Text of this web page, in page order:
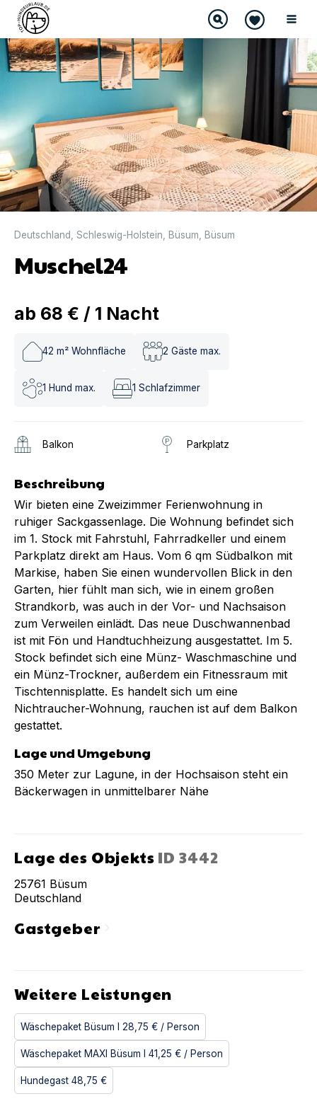
Deutschland Schleswig-Holstein Büsum Büsum
Muschel24
ab 68 € / 1 Nacht
42 m² Wohnfläche 2 Gäste max.
1 Hund max. 1 Schlafzimmer
Balkon Parkplatz
Beschreibung
Wir bieten eine Zweizimmer Ferienwohnung in
ruhiger Sackgassenlage. Die Wohnung befindet sich
im 1. Stock mit Fahrstuhl, Fahrradkeller und einem
Parkplatz direkt am Haus. Vom 6 qm Südbalkon mit
Markise, haben Sie einen wundervollen Blick in den
Garten, hier fühlt man sich, wie in einem großen
Strandkorb, was auch in der Vor- und Nachsaison
zum Verweilen einlädt. Das neue Duschwannenbad
ist mit Fön und Handtuchheizung ausgestattet. Im 5.
Stock befindet sich eine Münz- Waschmaschine und
ein Münz-Trockner, außerdem ein Fitnessraum mit
Tischtennisplatte. Es handelt sich um eine
Nichtraucher-Wohnung, rauchen ist auf dem Balkon
gestattet.
Lage und Umgebung
350 Meter zur Lagune, in der Hochsaison steht ein
Bäckerwagen in unmittelbarer Nähe
Lage des Objekts ID3442
25761 Büsum
Deutschland
Gastgeberchevron_right
Weitere Leistungen
Wäschepaket Büsum I 28,75 € / Person
Wäschepaket MAXI Büsum I 41,25 € / Person
Hundegast 48,75 €